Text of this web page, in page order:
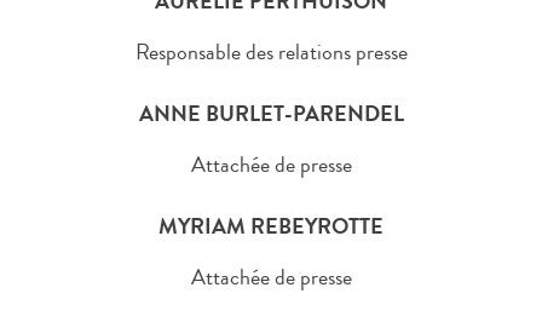
Responsable des relations presse
ANNE BURLET-PARENDEL
Attachée de presse
MYRIAM REBEYROTTE
Attachée de presse